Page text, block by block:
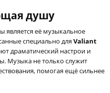
душу
её музыкальное
специально для Valiant
драматический настрои и
Музыка не только служит
помогая ещё сильнее